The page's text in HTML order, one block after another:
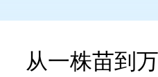
从一株苗到